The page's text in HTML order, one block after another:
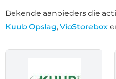
Bekende aanbieders die
Kuub Opslag,VioStorebox